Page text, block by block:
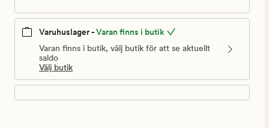
Varuhuslager -Varan finns i butik
Varan finns i butik, välj butik för att se aktuellt
saldo
Välj butik